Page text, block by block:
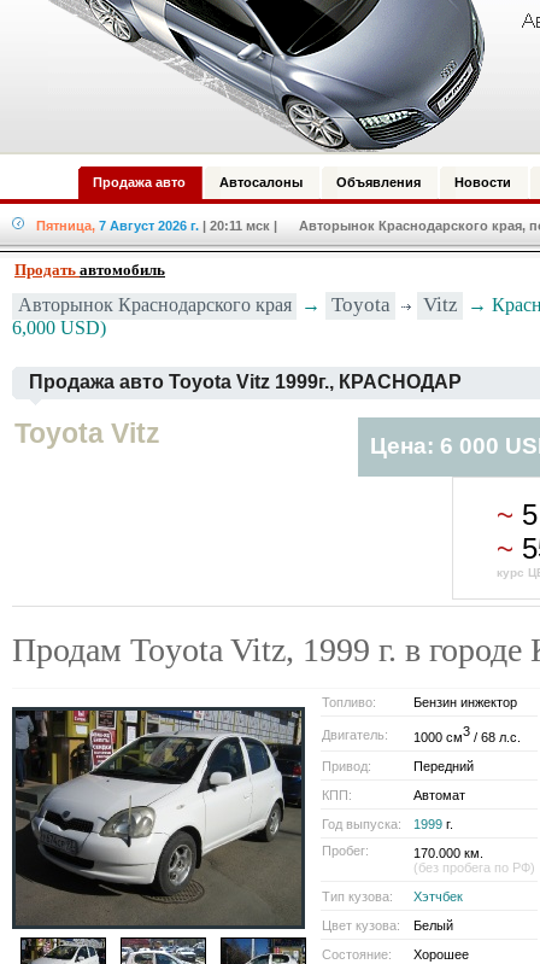
Продажа авто Автосалоны Объявления Новости
Пятница, 7 Август 2026 г. | 20:11 мск | Авторынок Краснодарского края,
Продать автомобиль
Авторынок Краснодарского края → Toyota Vitz
→
6,000 USD)
Продажа авто Toyota Vitz 1999г., КРАСНОДАР
Toyota Vitz Цена: 6 000
~
~
курс
Продам Toyota Vitz, 1999 г. в
Топливо: Бензин инжектор
Двигатель: 1000 см3 / 68 л.с.
Привод:
Передний
КПП:
Автомат
Год выпуска:
1999 г.
Пробег:
170.000 км.
(без пробега по РФ)
Тип кузова:
Хэтчбек
Цвет кузова:
Белый
Состояние:
Хорошее